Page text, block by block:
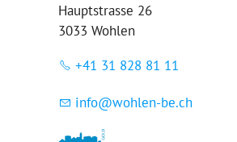
Hauptstrasse 26
3033 Wohlen
+41 31 828 81 11
nf w hl n-b ch